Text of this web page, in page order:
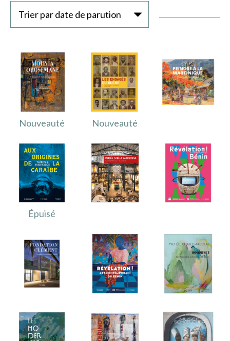
BEAUX-LIVRES
HISTOIRE & PATRIMOINE
ART & CULTURE
JEUNESSE
TERRES D’OUTRE-MER
ART & CULTURE
HISTOIRE & PATRIMOINE
NATURE & ENVIRONNEMENT
PARCOURS DU PATRIMOINE
PHOTOGRAPHIE & TOURISME
HORS COLLECTION
ACTUALITÉS
LA MAISON
Trier par date de parution
Nouveauté Nouveauté
Épuisé